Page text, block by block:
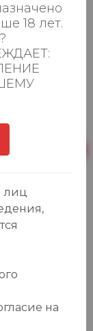
до
до
0 шт.
18 лет.
лиц
на